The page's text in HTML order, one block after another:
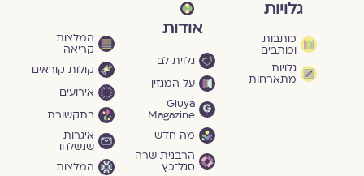
גלויות
כותבות
וכותבים
גלויות
מתארחות
אודות
גלוית לב
על המגזין
Gluya
Magazine
מה חדש
הרבנית שרה
סגל־כץ
המלצות
קריאה
קולות קוראים
אירועים
בתקשורת
איגרות
שנשלחו
המלצות